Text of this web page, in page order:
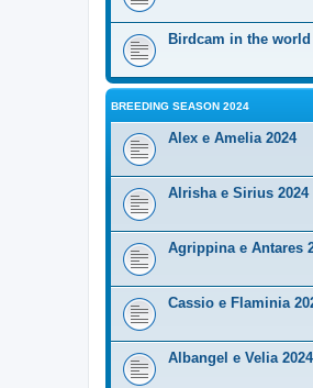
Birdcam in the world
BREEDING SEASON 2024
Alex e Amelia 2024
Alrisha e Sirius 2024
Agrippina e Antares
Cassio e Flaminia
Albangel e Velia 2024